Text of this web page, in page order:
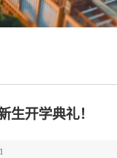
生开学典礼！